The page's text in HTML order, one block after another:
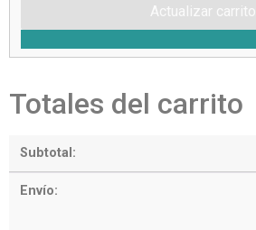
Actualizar carrito
Totales del carrito